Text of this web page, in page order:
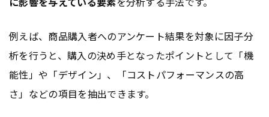
例えば、商品購入者へのアンケート結果を対象に因子分
析を行うと、購入の決め手となったポイントとして「機
能性」や「デザイン」、「コストパフォーマンスの高
さ」などの項目を抽出できます。